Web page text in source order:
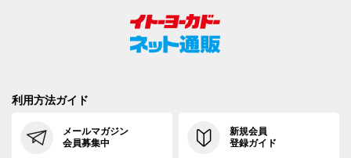
利用方法ガイド
メールマガジン
会員募集中
新規会員
登録ガイド